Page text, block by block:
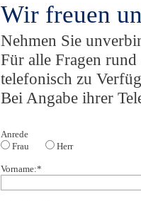
Wir freuen
Nehmen Sie
Für alle Fragen
telefonisch zu
Bei Angabe ihrer
Anrede
Frau
Herr
Vorname:*